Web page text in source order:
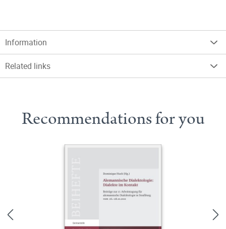
Information
Related links
Recommendations for you